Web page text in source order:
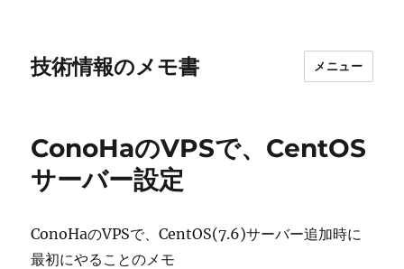
技術情報のメモ書 メニュー
ConoHaのVPSで、CentOS
サーバー設定
ConoHaのVPSで、CentOS(7.6)サーバー追加時に
最初にやることのメモ